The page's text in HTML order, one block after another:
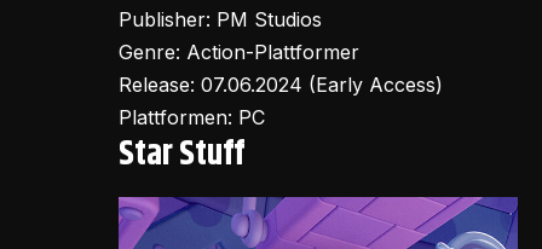
Publisher: PM Studios
Genre: Action-Plattformer
Release: 07.06.2024 (Early Access)
Plattformen: PC
Star Stuff